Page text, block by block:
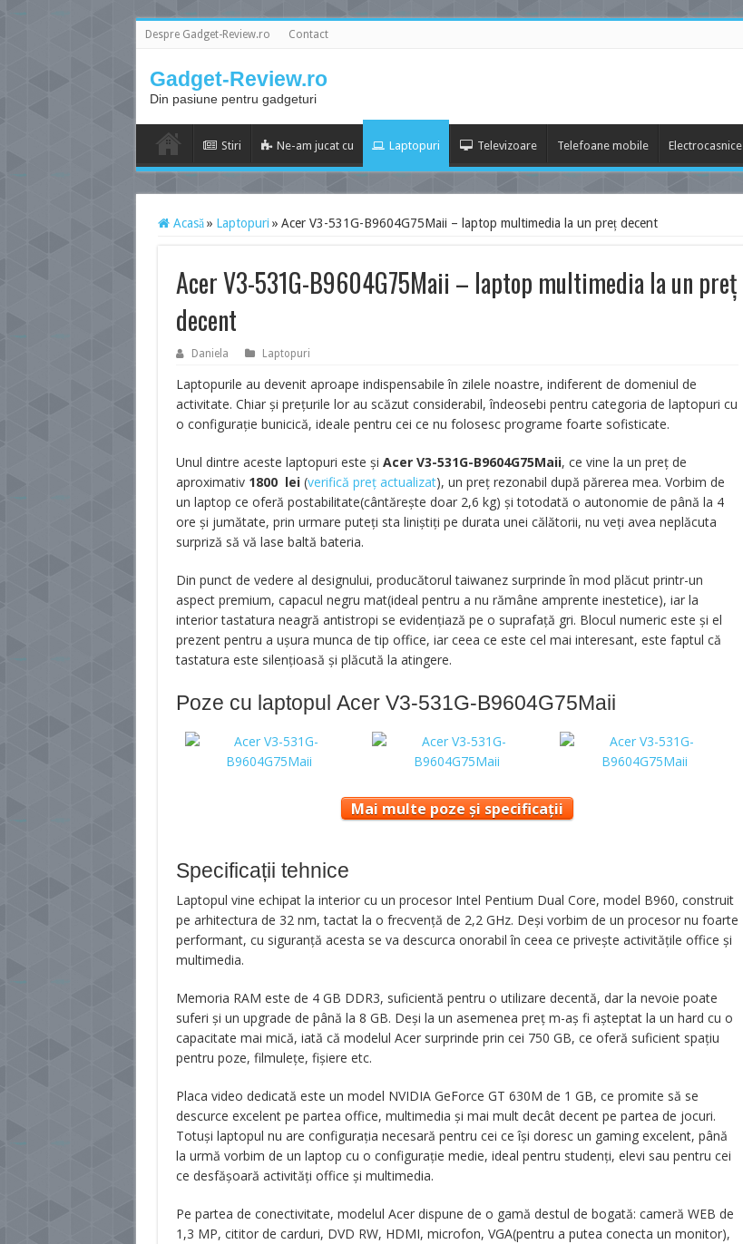
Despre Gadget-Review.ro Contact
Gadget-Review.ro
Din pasiune pentru gadgeturi
Stiri Ne-am jucat cu Laptopuri Televizoare Telefoane mobile Electrocasnice
Acasă » Laptopuri » Acer V3-531G-B9604G75Maii – laptop multimedia la un preț decent
Acer V3-531G-B9604G75Maii – laptop multimedia la un preț
decent
Daniela Laptopuri
Laptopurile au devenit aproape indispensabile în zilele noastre, indiferent de domeniul de
activitate. Chiar și prețurile lor au scăzut considerabil, îndeosebi pentru categoria de laptopuri cu
o configurație bunicică, ideale pentru cei ce nu folosesc programe foarte sofisticate.
Unul dintre aceste laptopuri este și Acer V3-531G-B9604G75Maii, ce vine la un preț de
aproximativ1800 lei(verifică preț actualizat), un preț rezonabil după părerea mea. Vorbim de
un laptop ce oferă postabilitate(cântărește doar 2,6 kg) și totodată o autonomie de până la 4
ore și jumătate, prin urmare puteți sta liniștiți pe durata unei călătorii, nu veți avea neplăcuta
surpriză să vă lase baltă bateria.
Din punct de vedere al designului, producătorul taiwanez surprinde în mod plăcut printr-un
aspect premium, capacul negru mat(ideal pentru a nu rămâne amprente inestetice), iar la
interior tastatura neagră antistropi se evidențiază pe o suprafață gri. Blocul numeric este și el
prezent pentru a ușura munca de tip office, iar ceea ce este cel mai interesant, este faptul că
tastatura este silențioasă și plăcută la atingere.
Poze cu laptopul Acer V3-531G-B9604G75Maii
Mai multe poze și specificații
Specificații tehnice
Laptopul vine echipat la interior cu un procesor Intel Pentium Dual Core, model B960, construit
pe arhitectura de 32 nm, tactat la o frecvență de 2,2 GHz. Deși vorbim de un procesor nu foarte
performant, cu siguranță acesta se va descurca onorabil în ceea ce privește activitățile office și
multimedia.
Memoria RAM este de 4 GB DDR3, suficientă pentru o utilizare decentă, dar la nevoie poate
suferi și un upgrade de până la 8 GB. Deși la un asemenea preț m-aș fi așteptat la un hard cu o
capacitate mai mică, iată că modelul Acer surprinde prin cei 750 GB, ce oferă suficient spațiu
pentru poze, filmulețe, fișiere etc.
Placa video dedicată este un model NVIDIA GeForce GT 630M de 1 GB, ce promite să se
descurce excelent pe partea office, multimedia și mai mult decât decent pe partea de jocuri.
Totuși laptopul nu are configurația necesară pentru cei ce își doresc un gaming excelent, până
la urmă vorbim de un laptop cu o configurație medie, ideal pentru studenți, elevi sau pentru cei
ce desfășoară activități office și multimedia.
Pe partea de conectivitate, modelul Acer dispune de o gamă destul de bogată: cameră WEB de
1,3 MP, cititor de carduri, DVD RW, HDMI, microfon, VGA(pentru a putea conecta un monitor),